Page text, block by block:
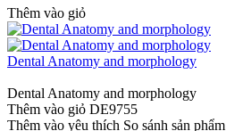
Thêm vào giỏ
Dental Anatomy and morphology
Dental Anatomy and morphology
Thêm vào giỏ DE9755
Thêm vào yêu thích So sánh sản phẩm